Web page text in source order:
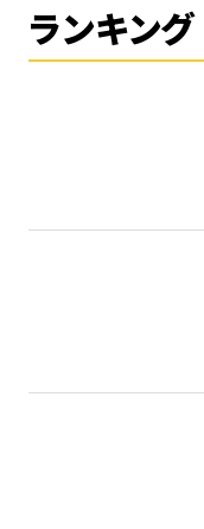
ランキング